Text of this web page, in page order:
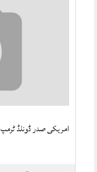
امریکی صدر ڈونلڈ ٹرمپ 18 ستمبر کو پاکستان کا دورہ کریں گے